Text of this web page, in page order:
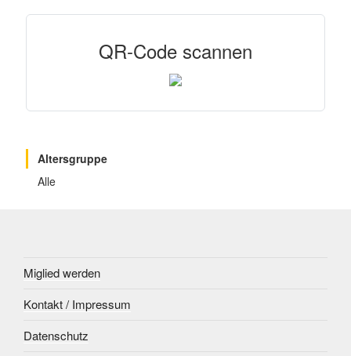
QR-Code scannen
Altersgruppe
Alle
Miglied werden
Kontakt / Impressum
Datenschutz